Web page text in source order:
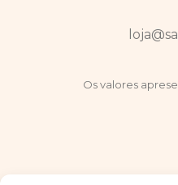
Os valores